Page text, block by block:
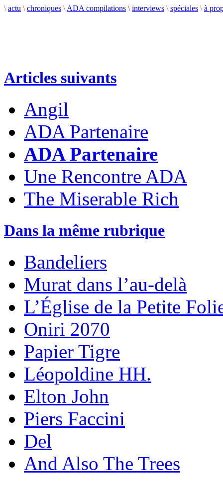
\ actu \ chroniques \ ADA compilations \ interviews \ spéciales \ à
Articles suivants
Angil
ADA Partenaire
ADA Partenaire
Une Rencontre ADA
The Miserable Rich
Dans la même rubrique
Bandeliers
Murat dans l’au-delà
L’Église de la Petite
Oniri 2070
Papier Tigre
Léopoldine HH.
Elton John
Piers Faccini
Del
And Also The Trees